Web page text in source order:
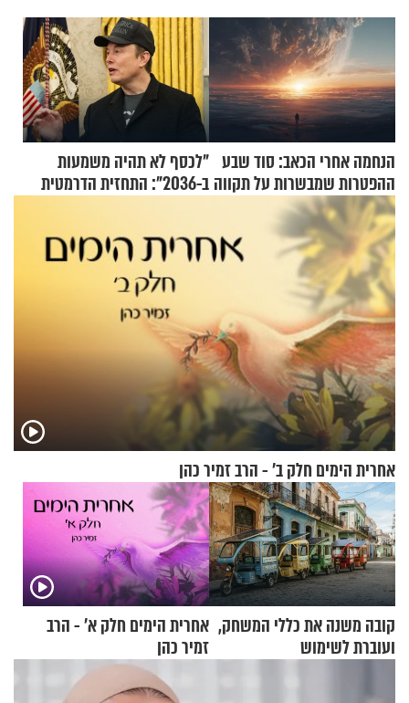
הנחמה אחרי הכאב: סוד שבע
ההפטרות שמבשרות על תקווה
וגאולה
"לכסף לא תהיה משמעות
ב-2036": התחזית הדרמטית
אחרית הימים חלק ב’ - הרב זמיר כהן
קובה משנה את כללי המשחק,
ועוברת לשימוש
אחרית הימים חלק א’ - הרב
זמיר כהן